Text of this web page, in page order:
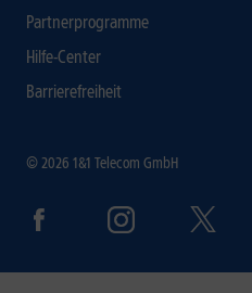
Partnerprogramme
Hilfe-Center
Barrierefreiheit
© 2026 1&1 Telecom GmbH